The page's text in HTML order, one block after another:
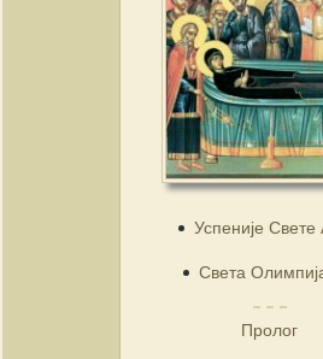
Успеније Свете
Света
Пролог